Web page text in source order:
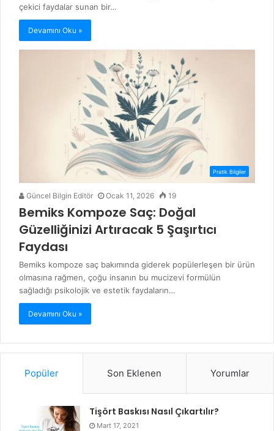
çekici faydalar sunan bir…
Devamını Oku »
Pratik Bilgiler
Güncel Bilgin Editör Ocak 11, 2026 19
Bemiks Kompoze Saç: Doğal
Güzelliğinizi Artıracak 5 Şaşırtıcı
Faydası
Bemiks kompoze saç bakımında giderek popülerleşen bir ürün
olmasına rağmen, çoğu insanın bu mucizevi formülün
sağladığı psikolojik ve estetik faydaların…
Devamını Oku »
Popüler Son Eklenen Yorumlar
Tişört Baskısı Nasıl Çıkartılır?
Mart 17, 2021